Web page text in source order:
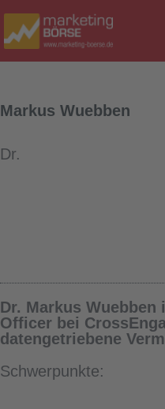
Classes
Markus Wuebben
Dr.
Dr. Markus
Officer bei
datengetriebene
Schwerpunkte: